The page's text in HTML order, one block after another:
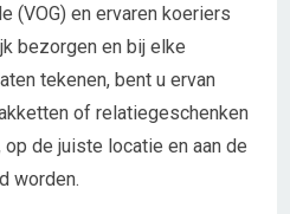
(VOG) en ervaren koeriers
bezorgen en bij elke
tekenen, bent u ervan
of relatiegeschenken
de juiste locatie en aan de
worden.